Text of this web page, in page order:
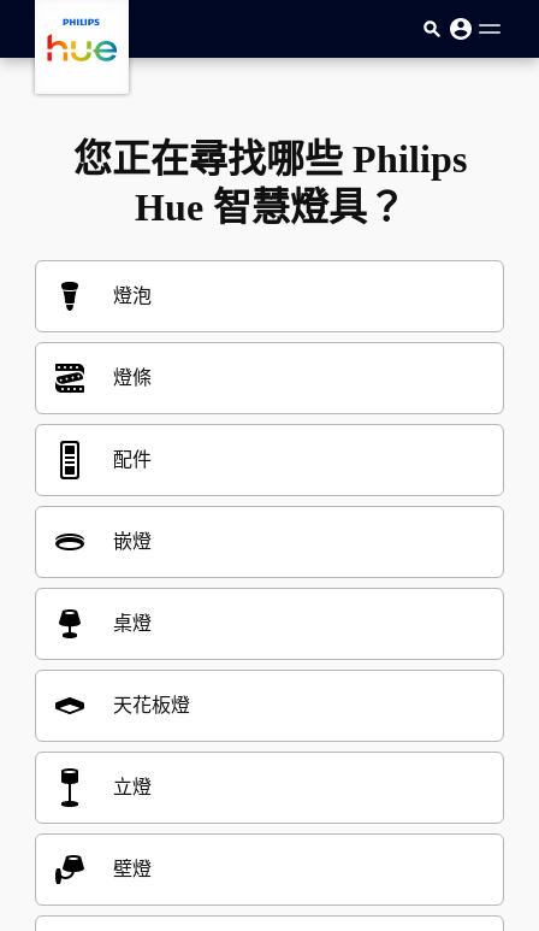
您正在尋找哪些 Philips
Hue 智慧燈具？
燈泡
燈條
配件
嵌燈
桌燈
天花板燈
立燈
壁燈